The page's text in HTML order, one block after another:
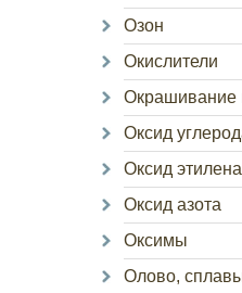
Озон
Окислители
Окрашивание
Оксид
Оксид этилена
Оксид азота
Оксимы
Олово,